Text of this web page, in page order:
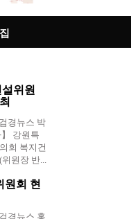
위원
경뉴스 박
강원특
회 복지건
원장 반...
원회 현
경뉴스 홍